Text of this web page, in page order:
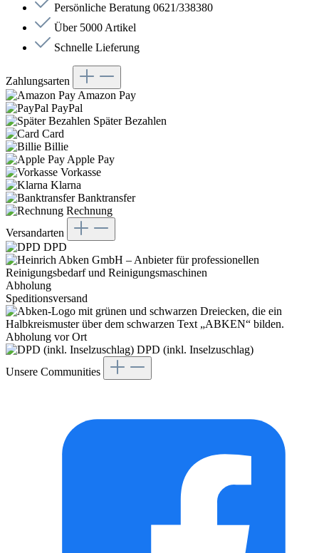
Persönliche Beratung 0621/338380
Über 5000 Artikel
Schnelle Lieferung
Zahlungsarten
Amazon Pay
PayPal
Später Bezahlen
Card
Billie
Apple Pay
Vorkasse
Klarna
Banktransfer
Rechnung
Versandarten
DPD
Abholung
Speditionsversand
Abholung vor Ort
DPD (inkl. Inselzuschlag)
Unsere Communities